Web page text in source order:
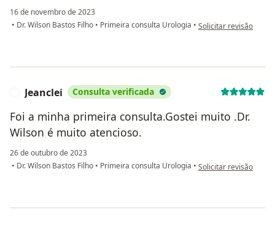
16 de novembro de 2023
• Dr. Wilson Bastos Filho • Primeira consulta Urologia • na opinião do
Solicitar revisão
Jeanclei Consulta verificada
Foi a minha primeira consulta.Gostei muito .Dr.
Wilson é muito atencioso.
26 de outubro de 2023
• Dr. Wilson Bastos Filho • Primeira consulta Urologia • na opinião do
Solicitar revisão